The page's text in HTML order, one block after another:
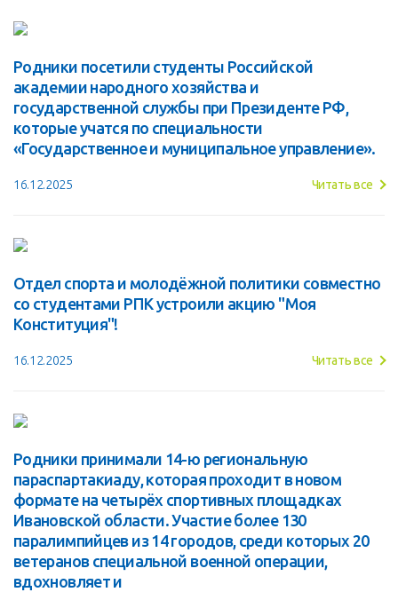
Родники посетили студенты Российской
академии народного хозяйства и
государственной службы при Президенте РФ,
которые учатся по специальности
«Государственное и муниципальное управление».
16.12.2025 Читать все
Отдел спорта и молодёжной политики совместно
со студентами РПК устроили акцию "Моя
Конституция"!
16.12.2025 Читать все
Родники принимали 14-ю региональную
параспартакиаду, которая проходит в новом
формате на четырёх спортивных площадках
Ивановской области. Участие более 130
паралимпийцев из 14 городов, среди которых 20
ветеранов специальной военной операции,
вдохновляет и